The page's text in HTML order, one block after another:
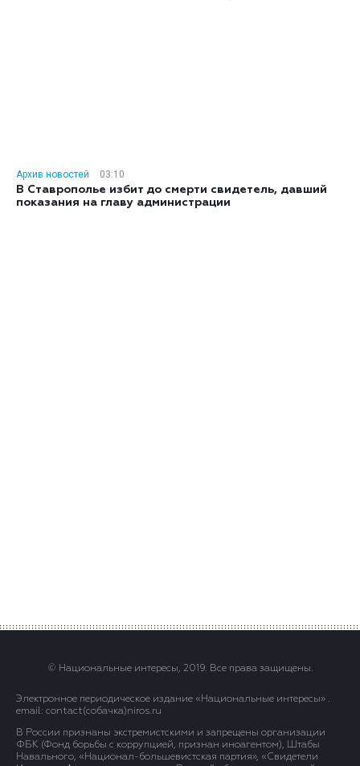
Архив новостей
03:10
В Ставрополье избит до смерти свидетель, давший
показания на главу администрации
© Национальные интересы, 2019. Все права защищены.
Электронное периодическое издание «Национальные интересы» .
email: contact(сoбaчка)niros.ru
В России признаны экстремистскими и запрещены организации
ФБК (Фонд борьбы с коррупцией, признан иноагентом), Штабы
Навального, «Национал-большевистская партия», «Свидетели